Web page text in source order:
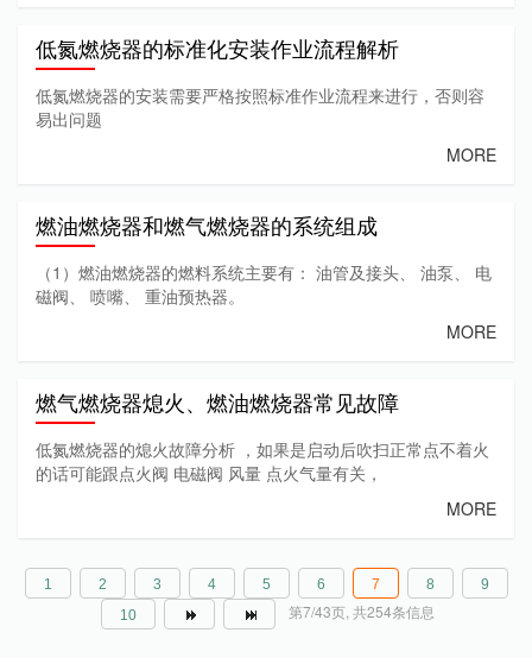
低氮燃烧器的标准化安装作业流程解析
低氮燃烧器的安装需要严格按照标准作业流程来进行，否则容
易出问题
MORE
燃油燃烧器和燃气燃烧器的系统组成
（1）燃油燃烧器的燃料系统主要有： 油管及接头、 油泵、 电
磁阀、 喷嘴、 重油预热器。
MORE
燃气燃烧器熄火、燃油燃烧器常见故障
低氮燃烧器的熄火故障分析 ，如果是启动后吹扫正常点不着火
的话可能跟点火阀 电磁阀 风量 点火气量有关，
MORE
1 2 3 4 5 6 7 8
9
10
第7/43页, 共254条信息